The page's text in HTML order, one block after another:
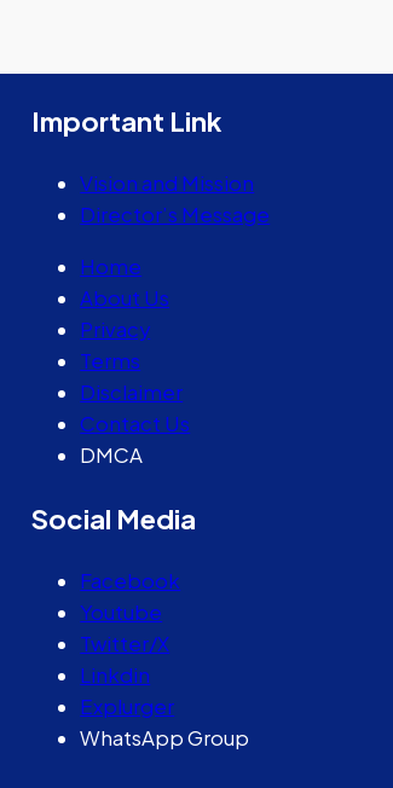
Important Link
Vision and Mission
Director’s Message
Home
About Us
Privacy
Terms
Disclaimer
Contact Us
DMCA
Social Media
Facebook
Youtube
Twitter/X
Linkdin
Explurger
WhatsApp Group